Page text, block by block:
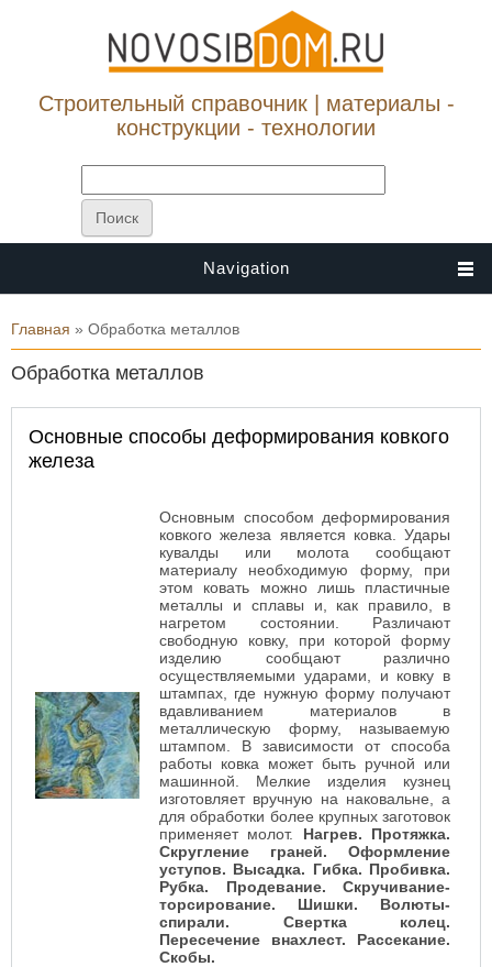
Строительный справочник | материалы -
конструкции - технологии
Navigation
Вы здесь
Главная » Обработка металлов
Обработка металлов
Основные способы деформирования ковкого
железа
Основным способом деформирования
ковкого железа является ковка. Удары
кувалды или молота сообщают
материалу необходимую форму, при
этом ковать можно лишь пластичные
металлы и сплавы и, как правило, в
нагретом состоянии. Различают
свободную ковку, при которой форму
изделию сообщают различно
осуществляемыми ударами, и ковку в
штампах, где нужную форму получают
вдавливанием материалов в
металлическую форму, называемую
штампом. В зависимости от способа
работы ковка может быть ручной или
машинной. Мелкие изделия кузнец
изготовляет вручную на наковальне, а
для обработки более крупных заготовок
применяет молот. Нагрев. Протяжка.
Скругление граней. Оформление
уступов. Высадка. Гибка. Пробивка.
Рубка. Продевание. Скручивание-
торсирование. Шишки. Волюты-
спирали. Свертка колец.
Пересечение внахлест. Рассекание.
Скобы.